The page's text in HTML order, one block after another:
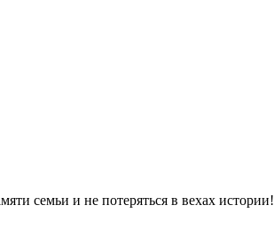
семьи и не потеряться в вехах истории!